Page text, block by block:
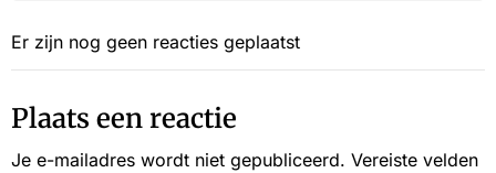
Er zijn nog geen reacties geplaatst
Plaats een reactie
Je e-mailadres wordt niet gepubliceerd. Vereiste velden